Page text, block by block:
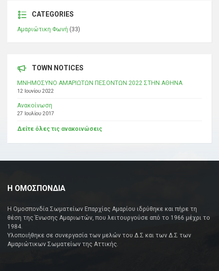
CATEGORIES
Αμαριώτικη Φωνή (33)
TOWN NOTICES
ΜΝΗΜΟΣΥΝΟ ΑΜΑΡΙΩΤΩΝ ΠΕΣΟΝΤΩΝ 2022 ΣΤΗΝ ΑΘΗΝΑ
12 Ιουνίου 2022
Ανακοίνωση
27 Ιουλίου 2017
Δείτε όλες τις ανακοινώσεις
Η ΟΜΟΣΠΟΝΔΙΑ
Η Ομοσπονδία Σωματείων Επαρχίας Αμαρίου ιδρύθηκε και πήρε τη
θέση της Ένωσης Αμαριωτών, που λειτουργούσε από το 1966 μέχρι το
1984.
Υλοποιήθηκε σε συνεργασία των μελών του Δ.Σ και των Δ.Σ των
Αμαριώτικων Σωματείων της Αττικής.